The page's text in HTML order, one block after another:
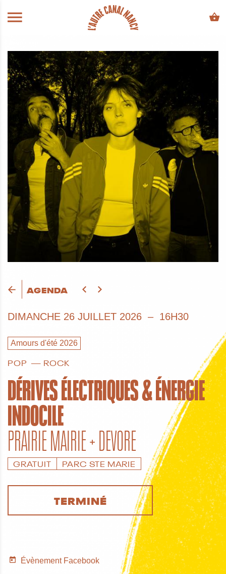
ALLER AU CONTENU PRINCIPAL
AGENDA
DIMANCHE 26 JUILLET 2026 16H30
Amours d'été 2026
POP ROCK
DÉRIVES ÉLECTRIQUES & ÉNERGIE
INDOCILE
PRAIRIE MAIRIE + DEVORE
GRATUIT PARC STE MARIE
TERMINÉ
Évènement Facebook